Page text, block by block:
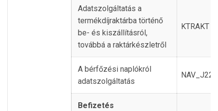
Adatszolgáltatás a
termékdíjraktárba történő
be- és kiszállításról,
továbbá a raktárkészletről
KTRAKT
A bérfőzési naplókról
adatszolgáltatás
NAV_J22
Befizetés